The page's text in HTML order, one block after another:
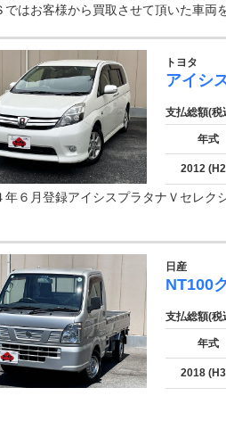
ではお客様から買取させて頂いた車両
トヨタ
アイシ
支払総額(税
年式
2012
年６月登録アイシスプラタナＶセレク
日産
NT100
支払総額(税
年式
2018